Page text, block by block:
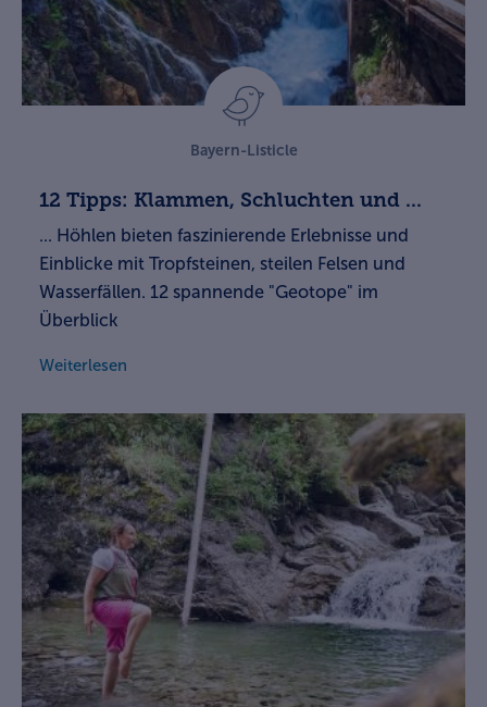
Bayern-Listicle
12 Tipps: Klammen, Schluchten und ...
... Höhlen bieten faszinierende Erlebnisse und
Einblicke mit Tropfsteinen, steilen Felsen und
Wasserfällen. 12 spannende "Geotope" im
Überblick
Weiterlesen